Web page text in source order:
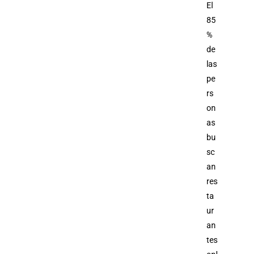
El
85
%
de
las
pe
rs
on
as
bu
sc
an
res
ta
ur
an
tes